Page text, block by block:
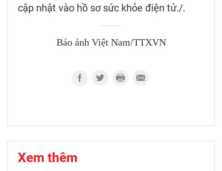
cập nhật vào hồ sơ sức khỏe điện tử./.
Báo ảnh Việt Nam/TTXVN
Xem thêm